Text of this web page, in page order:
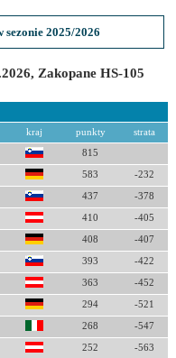
2025/2026
Zakopane HS-105
kraj punkty strata
815
583 -232
437 -378
410 -405
408 -407
393 -422
363 -452
294 -521
268 -547
252 -563